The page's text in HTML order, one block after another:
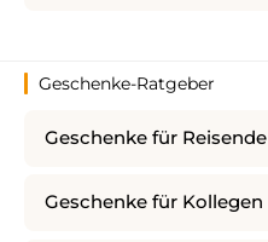
Geschenke-Ratgeber
Geschenke für Reisende
Geschenke für Kollegen